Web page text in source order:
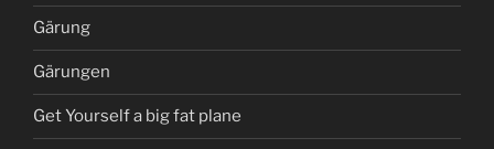
Gärung
Gärungen
Get Yourself a big fat plane